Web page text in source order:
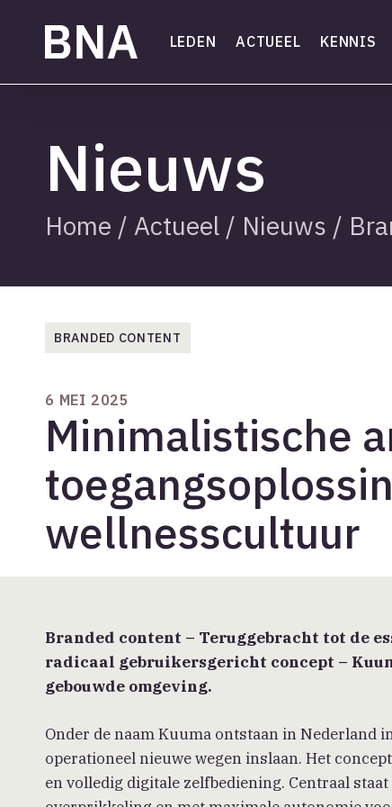
LEDEN ACTUEEL KENNIS
Nieuws
Home / Actueel / Nieuws /
BRANDED CONTENT
6 MEI 2025
Minimalistische
wellnesscultuur
Branded content – Teruggebracht tot de
radicaal gebruikersgericht concept –
gebouwde omgeving.
Onder de naam Kuuma ontstaan in Nederland
operationeel nieuwe wegen inslaan. Het
en volledig digitale zelfbediening. Centraal